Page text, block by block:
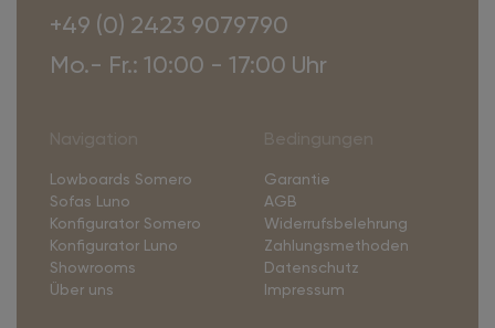
+49 (0) 2423 9079790
Mo.- Fr.: 10:00 - 17:00 Uhr
Lowboards Somero
Sofas Luno
Konfigurator Somero
Konfigurator Luno
Showrooms
Über uns
Garantie
AGB
Widerrufsbelehrung
Zahlungsmethoden
Datenschutz
Impressum